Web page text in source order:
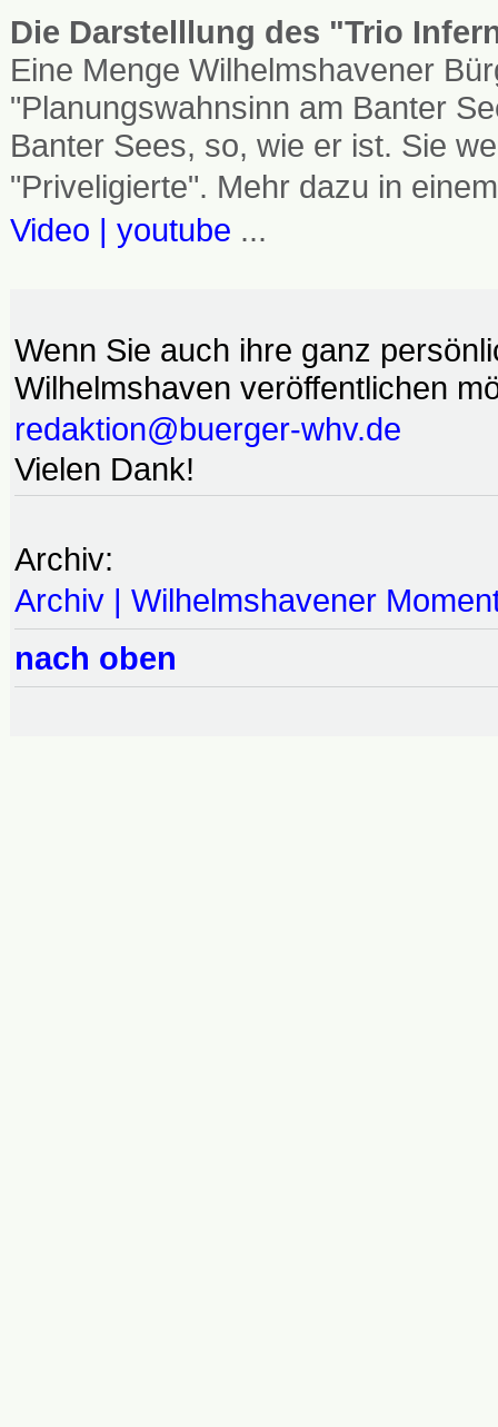
Die Darstelllung des "Trio
Eine Menge Wilhelmshavener
"Planungswahnsinn am Banter
Banter Sees, so, wie er ist. Sie
"Priveligierte". Mehr dazu in
Video | youtube ...
Wenn Sie auch ihre ganz
Wilhelmshaven veröffentlichen
redaktion@buerger-whv.de
Vielen Dank!
Archiv:
Archiv | Wilhelmshavener
nach oben